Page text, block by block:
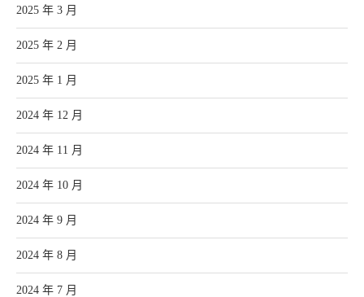
2025 年 3 月
2025 年 2 月
2025 年 1 月
2024 年 12 月
2024 年 11 月
2024 年 10 月
2024 年 9 月
2024 年 8 月
2024 年 7 月